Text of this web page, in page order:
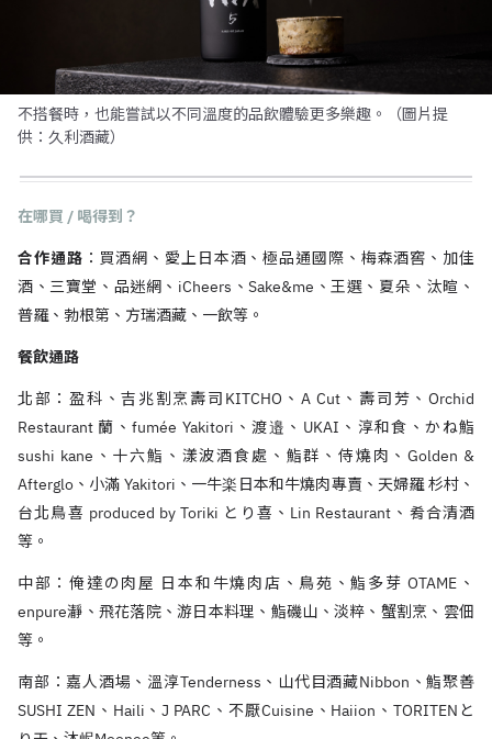
不搭餐時，也能嘗試以不同溫度的品飲體驗更多樂趣。（圖片提
供：久利酒藏）
在哪買 / 喝得到？
合作通路 ：買酒網、愛上日本酒、極品通國際、梅森酒窖、加佳
酒、三寶堂、品迷網、iCheers、Sake&me、王選、夏朵、汰暄、
普羅、勃根第、方瑞酒藏、一飲等。
餐飲通路
北部：盈科、吉兆割烹壽司KITCHO、A Cut、壽司芳、Orchid
Restaurant 蘭、fumée Yakitori、渡邉、UKAI、淳和食、かね鮨
sushi kane、十六鮨、漾波酒食處、鮨群、侍燒肉、Golden &
Afterglo、小滿 Yakitori、一牛楽日本和牛燒肉專賣、天婦羅 杉村、
台北鳥喜 produced by Toriki とり喜、Lin Restaurant、肴合清酒
等。
中部：俺達の肉屋 日本和牛燒肉店、鳥苑、鮨多芽 OTAME、
enpure瀞、飛花落院、游日本料理、鮨磯山、淡粹、蟹割烹、雲佃
等。
南部：嘉人酒場、溫淳Tenderness、山代目酒藏Nibbon、鮨聚善
SUSHI ZEN、Haili、J PARC、不厭Cuisine、Haiion、TORITENと